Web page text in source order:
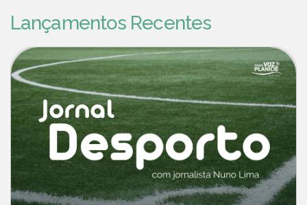
Lançamentos Recentes